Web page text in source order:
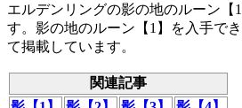
エルデンリングの影の地のルーン【
す。影の地のルーン【1】を入手で
て掲載しています。
関連記事